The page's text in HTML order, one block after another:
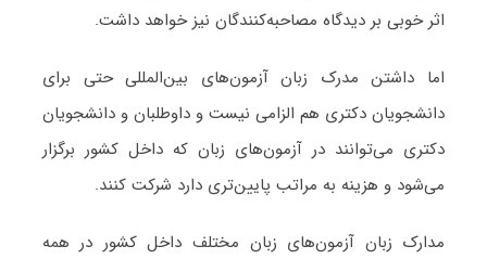
اثر خوبی بر دیدگاه مصاحبه‌کنندگان نیز خواهد داشت.
اما داشتن مدرک زبان آزمون‌های بین‌المللی حتی برای
دانشجویان دکتری هم الزامی نیست و داوطلبان و دانشجویان
دکتری می‌توانند در آزمون‌های زبان که داخل کشور برگزار
می‌شود و هزینه به مراتب پایین‌تری دارد شرکت کنند.
مدارک زبان آزمون‌های زبان مختلف داخل کشور در همه